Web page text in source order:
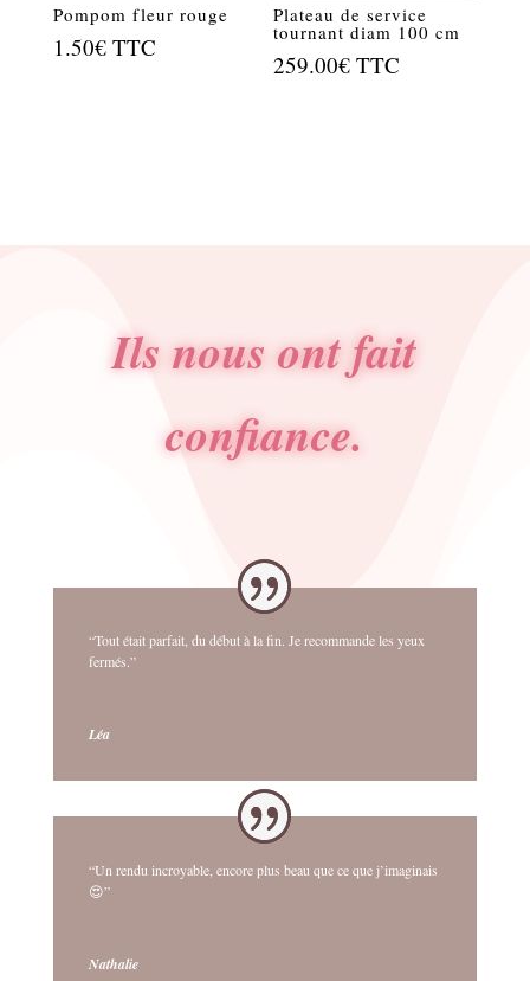
Pompom fleur rouge
1.50€ TTC
Plateau de service
tournant diam 100 cm
259.00€ TTC
Ils nous ont fait
confiance.
“Tout était parfait, du début à la fin. Je recommande les yeux
fermés.”
Léa
“Un rendu incroyable, encore plus beau que ce que j’imaginais
😍”
Nathalie